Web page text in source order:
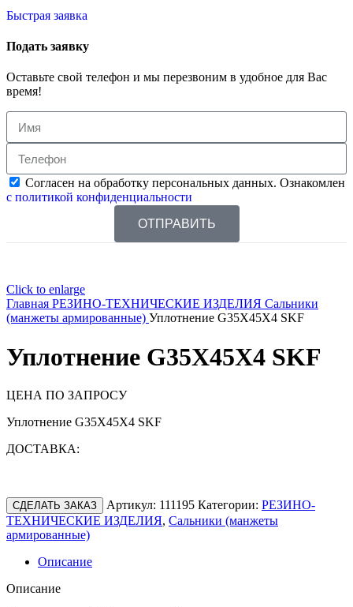
Быстрая заявка
Подать заявку
Оставьте свой телефон и мы перезвоним в удобное для Вас
время!
Согласен на обработку персональных данных. Ознакомлен
с политикой конфиденциальности
ОТПРАВИТЬ
Click to enlarge
Главная РЕЗИНО-ТЕХНИЧЕСКИЕ ИЗДЕЛИЯ Сальники
(манжеты армированные) Уплотнение G35X45X4 SKF
Уплотнение G35X45X4 SKF
ЦЕНА ПО ЗАПРОСУ
Уплотнение G35X45X4 SKF
ДОСТАВКА:
СДЕЛАТЬ ЗАКАЗ Артикул: 111195 Категории: РЕЗИНО-
ТЕХНИЧЕСКИЕ ИЗДЕЛИЯ, Сальники (манжеты
армированные)
Описание
Описание